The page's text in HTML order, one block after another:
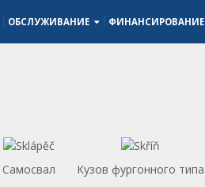
ОБСЛУЖИВАНИЕ ФИНАНСИРОВАНИЕ
Самосвал Кузов фургонного типа